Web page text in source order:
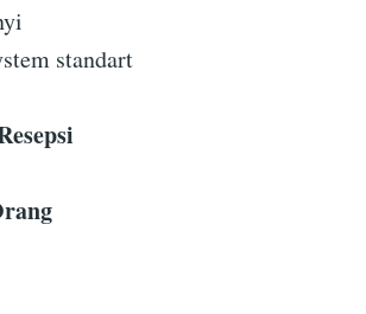
standart